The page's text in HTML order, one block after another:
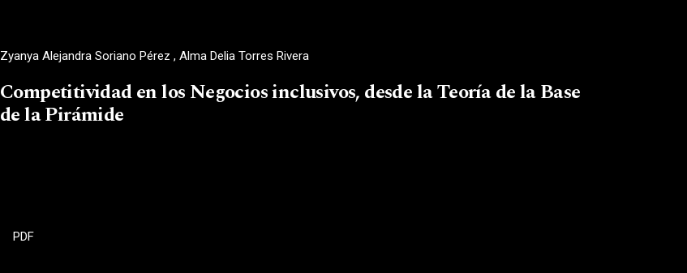
Zyanya Alejandra Soriano Pérez , Alma Delia Torres Rivera
Competitividad en los Negocios inclusivos, desde la Teoría de la Base
de la Pirámide
PDF